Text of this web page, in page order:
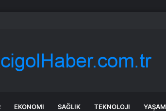
güçlendiriyor
EKONOMI SAĞLIK TEKNOLOJI YAŞAM